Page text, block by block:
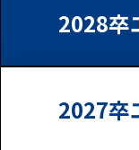
2028卒
2027卒